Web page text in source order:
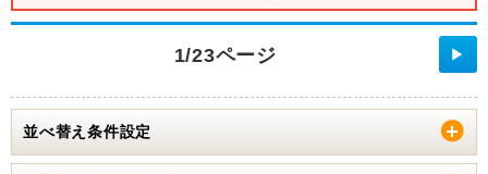
1/23ページ ▶
並べ替え条件設定